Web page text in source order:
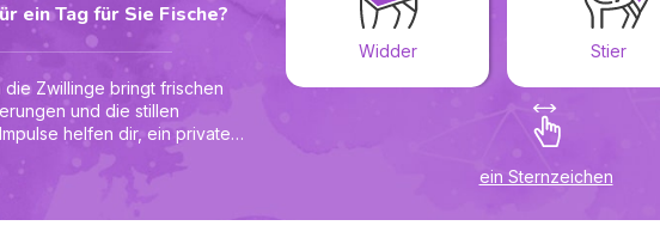
ein Tag für Sie Fische?
Zwillinge bringt frischen
und die stillen
helfen dir, ein privates
lösen: Vielleicht verwandelt
in eine Ideenecke oder ein
Austausch. Sonne und
klare Grenzen zu
Widder Stier
ein Sternzeichen